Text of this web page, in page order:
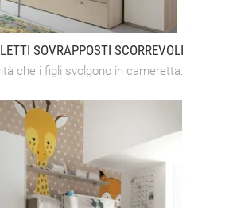
SOVRAPPOSTI SCORREVOLI
che i figli svolgono in cameretta.